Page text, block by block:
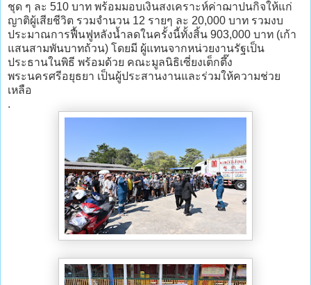
ชุด ๆ ละ 510 บาท พร้อมมอบเงินสงเคราะห์ค่าฌาปนกิจให้แก่
ญาติผู้เสียชีวิต รวมจำนวน 12 รายๆ ละ 20,000 บาท รวมงบ
ประมาณการฟื้นฟูหลังน้ำลดในครั้งนี้ทั้งสิ้น 903,000 บาท (เก้า
แสนสามพันบาทถ้วน) โดยมี ผู้แทนจากหน่วยงานรัฐเป็น
ประธานในพิธี พร้อมด้วย คณะมูลนิธิเซี่ยงเต็กตึ๊ง
พระนครศรีอยุธยา เป็นผู้ประสานงานและร่วมให้ความช่วย
เหลือ
.